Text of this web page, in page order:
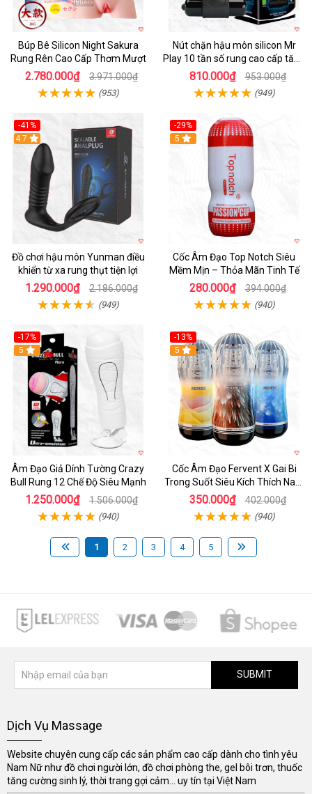
Búp Bê Silicon Night Sakura
Rung Rên Cao Cấp Thơm Mượt
2.780.000₫ 3.971.000₫
(953)
Nút chặn hậu môn silicon Mr
Play 10 tần số rung cao cấp tăng
khoái cảm
810.000₫ 953.000₫
(949)
-41%
Hot
4.7
Đồ chơi hậu môn Yunman điều
khiển từ xa rung thụt tiện lợi
1.290.000₫ 2.186.000₫
(949)
-29%
5
Cốc Âm Đạo Top Notch Siêu
Mềm Mịn – Thỏa Mãn Tinh Tế
280.000₫ 394.000₫
(940)
-17%
5
Âm Đạo Giả Dính Tường Crazy
Bull Rung 12 Chế Độ Siêu Mạnh
1.250.000₫ 1.506.000₫
(940)
-13%
Hot
5
Cốc Âm Đạo Fervent X Gai Bi
Trong Suốt Siêu Kích Thích Nam
Giới
350.000₫ 402.000₫
(940)
1 2 3 4 5
SUBMIT
Dịch Vụ Massage
Website chuyên cung cấp các sản phẩm cao cấp dành cho tình yêu
Nam Nữ như đồ chơi người lớn, đồ chơi phòng the, gel bôi trơn, thuốc
tăng cường sinh lý, thời trang gợi cảm... uy tín tại Việt Nam